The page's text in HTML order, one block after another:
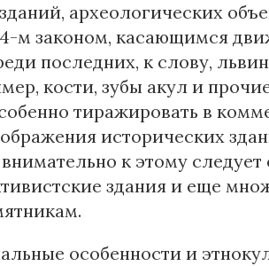
археологических
м законом, касающимся
последних, к слову,
кости, зубы акул и
тиражировать в
исторических
к этому следует
здания и еще
особенности и